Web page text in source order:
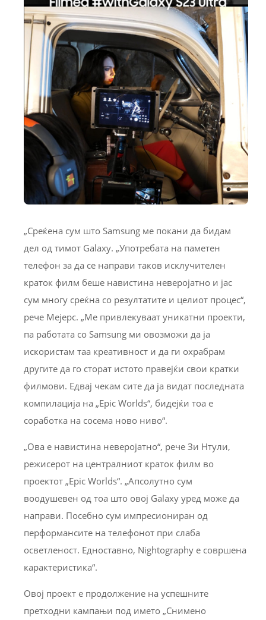
„Среќена сум што Samsung ме покани да бидам
дел од тимот Galaxy. „Употребата на паметен
телефон за да се направи таков исклучителен
краток филм беше навистина неверојатно и јас
сум многу среќна со резултатите и целиот процес“,
рече Мејерс. „Ме привлекуваат уникатни проекти,
па работата со Samsung ми овозможи да ја
искористам таа креативност и да ги охрабрам
другите да го сторат истото правејќи свои кратки
филмови. Едвај чекам сите да ја видат последната
компилација на „Epic Worlds“, бидејќи тоа е
соработка на сосема ново ниво“.
„Ова е навистина неверојатно“, рече Зи Нтули,
режисерот на централниот краток филм во
проектот „Epic Worlds“. „Апсолутно сум
воодушевен од тоа што овој Galaxy уред може да
направи. Посебно сум импресиониран од
перформансите на телефонот при слаба
осветленост. Едноставно, Nightography е совршена
карактеристика“.
Овој проект е продолжение на успешните
претходни кампањи под името „Снимено